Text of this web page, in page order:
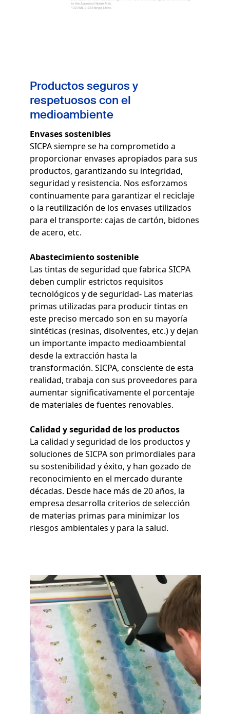
Productos seguros y
respetuosos con el
medioambiente
Envases sostenibles
SICPA siempre se ha comprometido a
proporcionar envases apropiados para sus
productos, garantizando su integridad,
seguridad y resistencia. Nos esforzamos
continuamente para garantizar el reciclaje
o la reutilización de los envases utilizados
para el transporte: cajas de cartón, bidones
de acero, etc.
Abastecimiento sostenible
Las tintas de seguridad que fabrica SICPA
deben cumplir estrictos requisitos
tecnológicos y de seguridad- Las materias
primas utilizadas para producir tintas en
este preciso mercado son en su mayoría
sintéticas (resinas, disolventes, etc.) y dejan
un importante impacto medioambiental
desde la extracción hasta la
transformación. SICPA, consciente de esta
realidad, trabaja con sus proveedores para
aumentar significativamente el porcentaje
de materiales de fuentes renovables.
Calidad y seguridad de los productos
La calidad y seguridad de los productos y
soluciones de SICPA son primordiales para
su sostenibilidad y éxito, y han gozado de
reconocimiento en el mercado durante
décadas. Desde hace más de 20 años, la
empresa desarrolla criterios de selección
de materias primas para minimizar los
riesgos ambientales y para la salud.
Imagen